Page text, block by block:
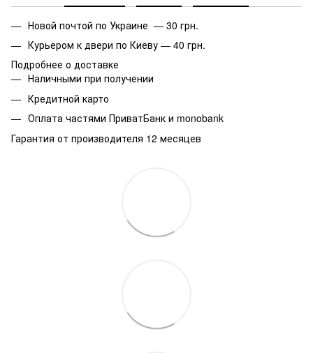
Новой почтой по Украине — 30 грн.
Курьером к двери по Киеву — 40 грн.
Подробнее о доставке
Наличными при получении
Кредитной карто
Оплата частями ПриватБанк и monobank
Гарантия от производителя 12 месяцев